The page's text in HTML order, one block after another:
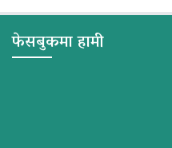
फेसबुकमा हामी